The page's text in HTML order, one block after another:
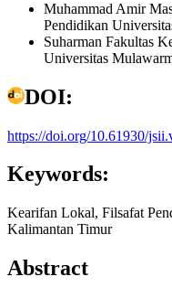
Muhammad Amir
Pendidikan
Suharman Fakultas
Universitas
DOI:
https://doi.org/10.61930/
Keywords:
Kearifan Lokal, Filsafat
Kalimantan Timur
Abstract